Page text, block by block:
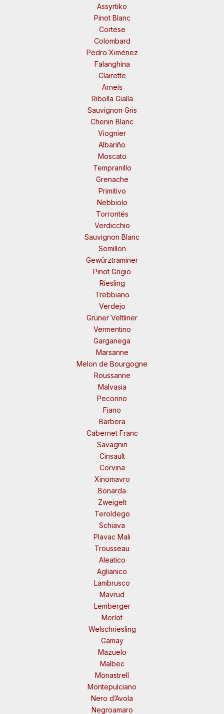
Assyrtiko
Pinot Blanc
Cortese
Colombard
Pedro Ximénez
Falanghina
Clairette
Arneis
Ribolla Gialla
Sauvignon Gris
Chenin Blanc
Viognier
Albariño
Moscato
Tempranillo
Grenache
Primitivo
Nebbiolo
Torrontés
Verdicchio
Sauvignon Blanc
Semillon
Gewürztraminer
Pinot Grigio
Riesling
Trebbiano
Verdejo
Grüner Veltliner
Vermentino
Garganega
Marsanne
Melon de Bourgogne
Roussanne
Malvasia
Pecorino
Fiano
Barbera
Cabernet Franc
Savagnin
Cinsault
Corvina
Xinomavro
Bonarda
Zweigelt
Teroldego
Schiava
Plavac Mali
Trousseau
Aleatico
Aglianico
Lambrusco
Mavrud
Lemberger
Merlot
Welschriesling
Gamay
Mazuelo
Malbec
Monastrell
Montepulciano
Nero d’Avola
Negroamaro